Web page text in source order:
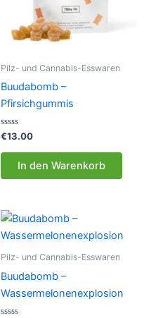
Pilz- und Cannabis-Esswaren
Buudabomb –
Pfirsichgummis
Bewertet
0
€13.00
In den Warenkorb
Pilz- und Cannabis-Esswaren
Buudabomb –
Wassermelonenexplosion